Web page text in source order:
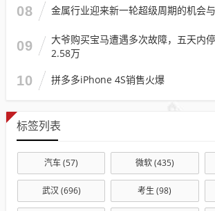
08 金属行业迎来新一轮超级周期的机会
09
大爷购买宝马遭遇多次故障，五天内
2.58万
10 拼多多iPhone 4S销售火爆
标签列表
汽车(57) 微软(435)
武汉 (696) 考生 (98)